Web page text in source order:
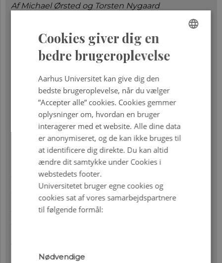
Af Michael Ørsted og Torsten Nygaard
Flaskehalse - når genetisk variation går tabt - 4-
Hvor mange individer af en given art skal der
egentlig til for, at en population kan opretholde
en tilstrækkelig genetisk variation i det lange løb?
Af Mads Fristrup Schou og Jesper Bechsgaard
Lækre lopper scorer bedst - 3-2014
Betydningen af seksuel selektion for mikroskopisk
dyreplankton har hidtil været upåagtet. Men
seksuel selektion kan være så kraftig, at en meget
stor del af planktondyrene forbliver ubefrugtede
og således ikke bidrager til produktionen af
fiskeføde i havet.
Af Thomas Kiørboe og Mie Hylstofte Sichlau
Migration og miljøforandringer.
være afgørende for arternes overlevelse. Denne
evolutionære pointe er aktuel set i lyset af
Cookies giver dig en
bedre brugeroplevelse
Aarhus Universitet kan give dig den
bedste brugeroplevelse, når du vælger
”Accepter alle” cookies. Cookies gemmer
oplysninger om, hvordan en bruger
interagerer med et website. Alle dine data
er anonymiseret, og de kan ikke bruges til
at identificere dig direkte. Du kan altid
ændre dit samtykke under Cookies i
webstedets footer.
Universitetet bruger egne cookies og
cookies sat af vores samarbejdspartnere
til følgende formål:
Nødvendige